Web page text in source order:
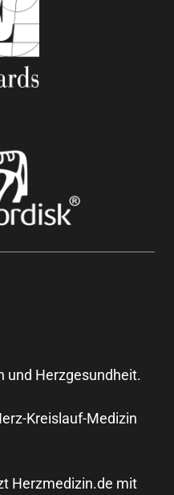
und Herzgesundheit.
Kreislauf-Medizin
Herzmedizin.de mit